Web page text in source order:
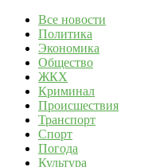
Все новости
Политика
Экономика
Общество
ЖКХ
Криминал
Происшествия
Транспорт
Спорт
Погода
Культура